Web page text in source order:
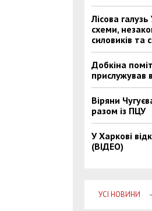
Лісова
схеми,
силовиків та
Добкіна
Віряни
разом із ПЦУ
У Харкові
(ВІДЕО)
УСІ НОВИНИ